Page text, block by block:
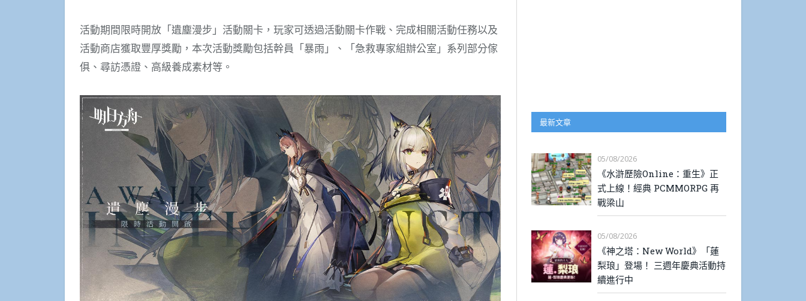
活動期間限時開放「遺塵漫步」活動關卡，玩家可透過活動關卡作戰、完成相關活動任務以及
活動商店獲取豐厚獎勵，本次活動獎勵包括幹員「暴雨」、「急救專家組辦公室」系列部分傢
俱、尋訪憑證、高級養成素材等。
最新文章
05/08/2026
《水滸歷險Online：重生》正
式上線！經典 PCMMORPG 再
戰梁山
05/08/2026
《神之塔：New World》「蓮
梨琅」登場！ 三週年慶典活動持
續進行中